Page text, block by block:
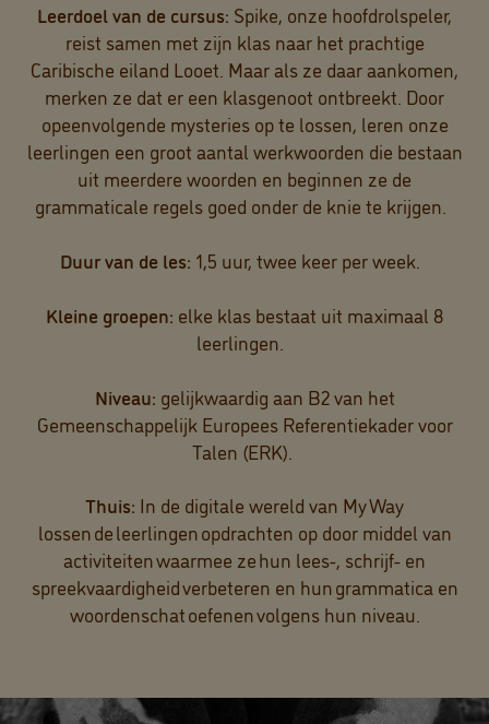
Leerdoel van de cursus: Spike, onze hoofdrolspeler,
reist samen met zijn klas naar het prachtige
Caribische eiland Looet. Maar als ze daar aankomen,
merken ze dat er een klasgenoot ontbreekt. Door
opeenvolgende mysteries op te lossen, leren onze
leerlingen een groot aantal werkwoorden die bestaan
uit meerdere woorden en beginnen ze de
grammaticale regels goed onder de knie te krijgen.
Duur van de les: 1,5 uur, twee keer per week.
Kleine groepen: elke klas bestaat uit maximaal 8
leerlingen.
Niveau: gelijkwaardig aan B2 van het
Gemeenschappelijk Europees Referentiekader voor
Talen (ERK).
Thuis: In de digitale wereld van My Way
lossen de leerlingen opdrachten op door middel van
activiteiten waarmee ze hun lees-, schrijf- en
spreekvaardigheid verbeteren en hun grammatica en
woordenschat oefenen volgens hun niveau.